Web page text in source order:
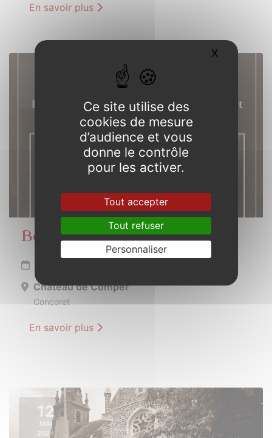
En savoir plus
Beltaine en Brocéliande
Château de Comper
Concoret
En savoir plus
12
MAI
2024
Ce site utilise des
cookies de mesure
d’audience et vous
donne le contrôle
pour les activer.
Tout accepter
Tout refuser
Personnaliser
X Masquer